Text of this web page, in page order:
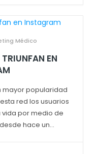
Médico
EN
mayor popularidad
red los usuarios
por medio de
hace un...